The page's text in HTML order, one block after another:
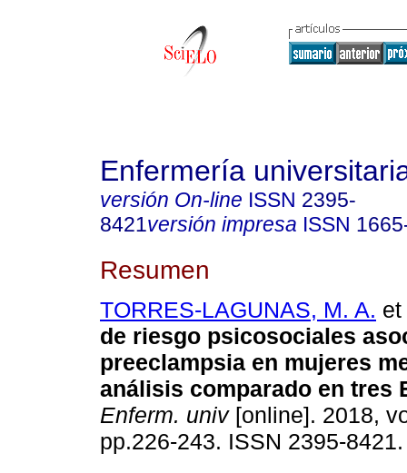
Enfermería
versión On-line ISSN 2395-
8421versión impresa ISSN
Resumen
TORRES-LAGUNAS, M. A. et
de riesgo psicosociales
preeclampsia en mujeres
análisis comparado en tres
Enferm. univ[online]. 2018,
pp.226-243. ISSN 2395-